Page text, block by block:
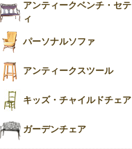
ー
ミラー
花瓶おしゃれ
陶器の人形
キャンドルホルダー
トライポッド
バラスター
陶磁器の模様一覧
イマリ（IMARI）
ブルー＆ホワイト
アンティークベンチ・セテ
ィ
パーソナルソファ
アンティークスツール
キッズ・チャイルドチェア
ガーデンチェア